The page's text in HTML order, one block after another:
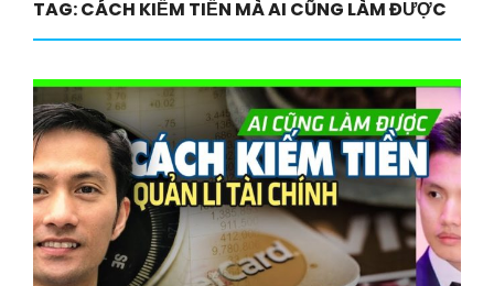
TAG:CÁCH KIẾM TIỀN MÀ AI CŨNG LÀM ĐƯỢC